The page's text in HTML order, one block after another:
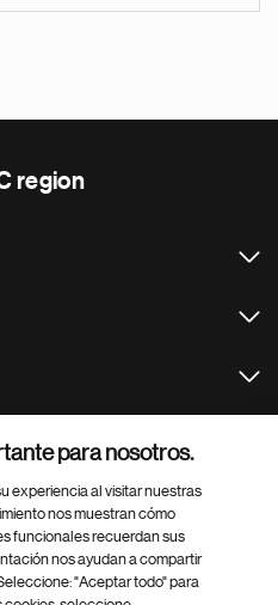
region
para nosotros.
experiencia al visitar nuestras
nos muestran cómo
funcionales recuerdan sus
nos ayudan a compartir
"Aceptar todo" para